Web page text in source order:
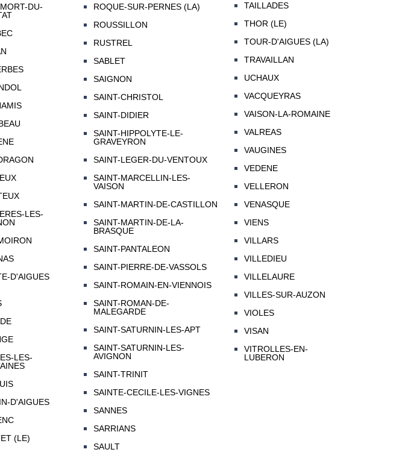
DU-
LES-
D'AIGUES
LES-
D'AIGUES
(LE)
ROQUE-SUR-PERNES (LA)
ROUSSILLON
RUSTREL
SABLET
SAIGNON
SAINT-CHRISTOL
SAINT-DIDIER
SAINT-HIPPOLYTE-LE-
GRAVEYRON
SAINT-LEGER-DU-VENTOUX
SAINT-MARCELLIN-LES-
VAISON
SAINT-MARTIN-DE-CASTILLON
SAINT-MARTIN-DE-LA-
BRASQUE
SAINT-PANTALEON
SAINT-PIERRE-DE-VASSOLS
SAINT-ROMAIN-EN-VIENNOIS
SAINT-ROMAN-DE-
MALEGARDE
SAINT-SATURNIN-LES-APT
SAINT-SATURNIN-LES-
AVIGNON
SAINT-TRINIT
SAINTE-CECILE-LES-VIGNES
SANNES
SARRIANS
SAULT
TAILLADES
THOR (LE)
TOUR-D'AIGUES (LA)
TRAVAILLAN
UCHAUX
VACQUEYRAS
VAISON-LA-ROMAINE
VALREAS
VAUGINES
VEDENE
VELLERON
VENASQUE
VIENS
VILLARS
VILLEDIEU
VILLELAURE
VILLES-SUR-AUZON
VIOLES
VISAN
VITROLLES-EN-
LUBERON